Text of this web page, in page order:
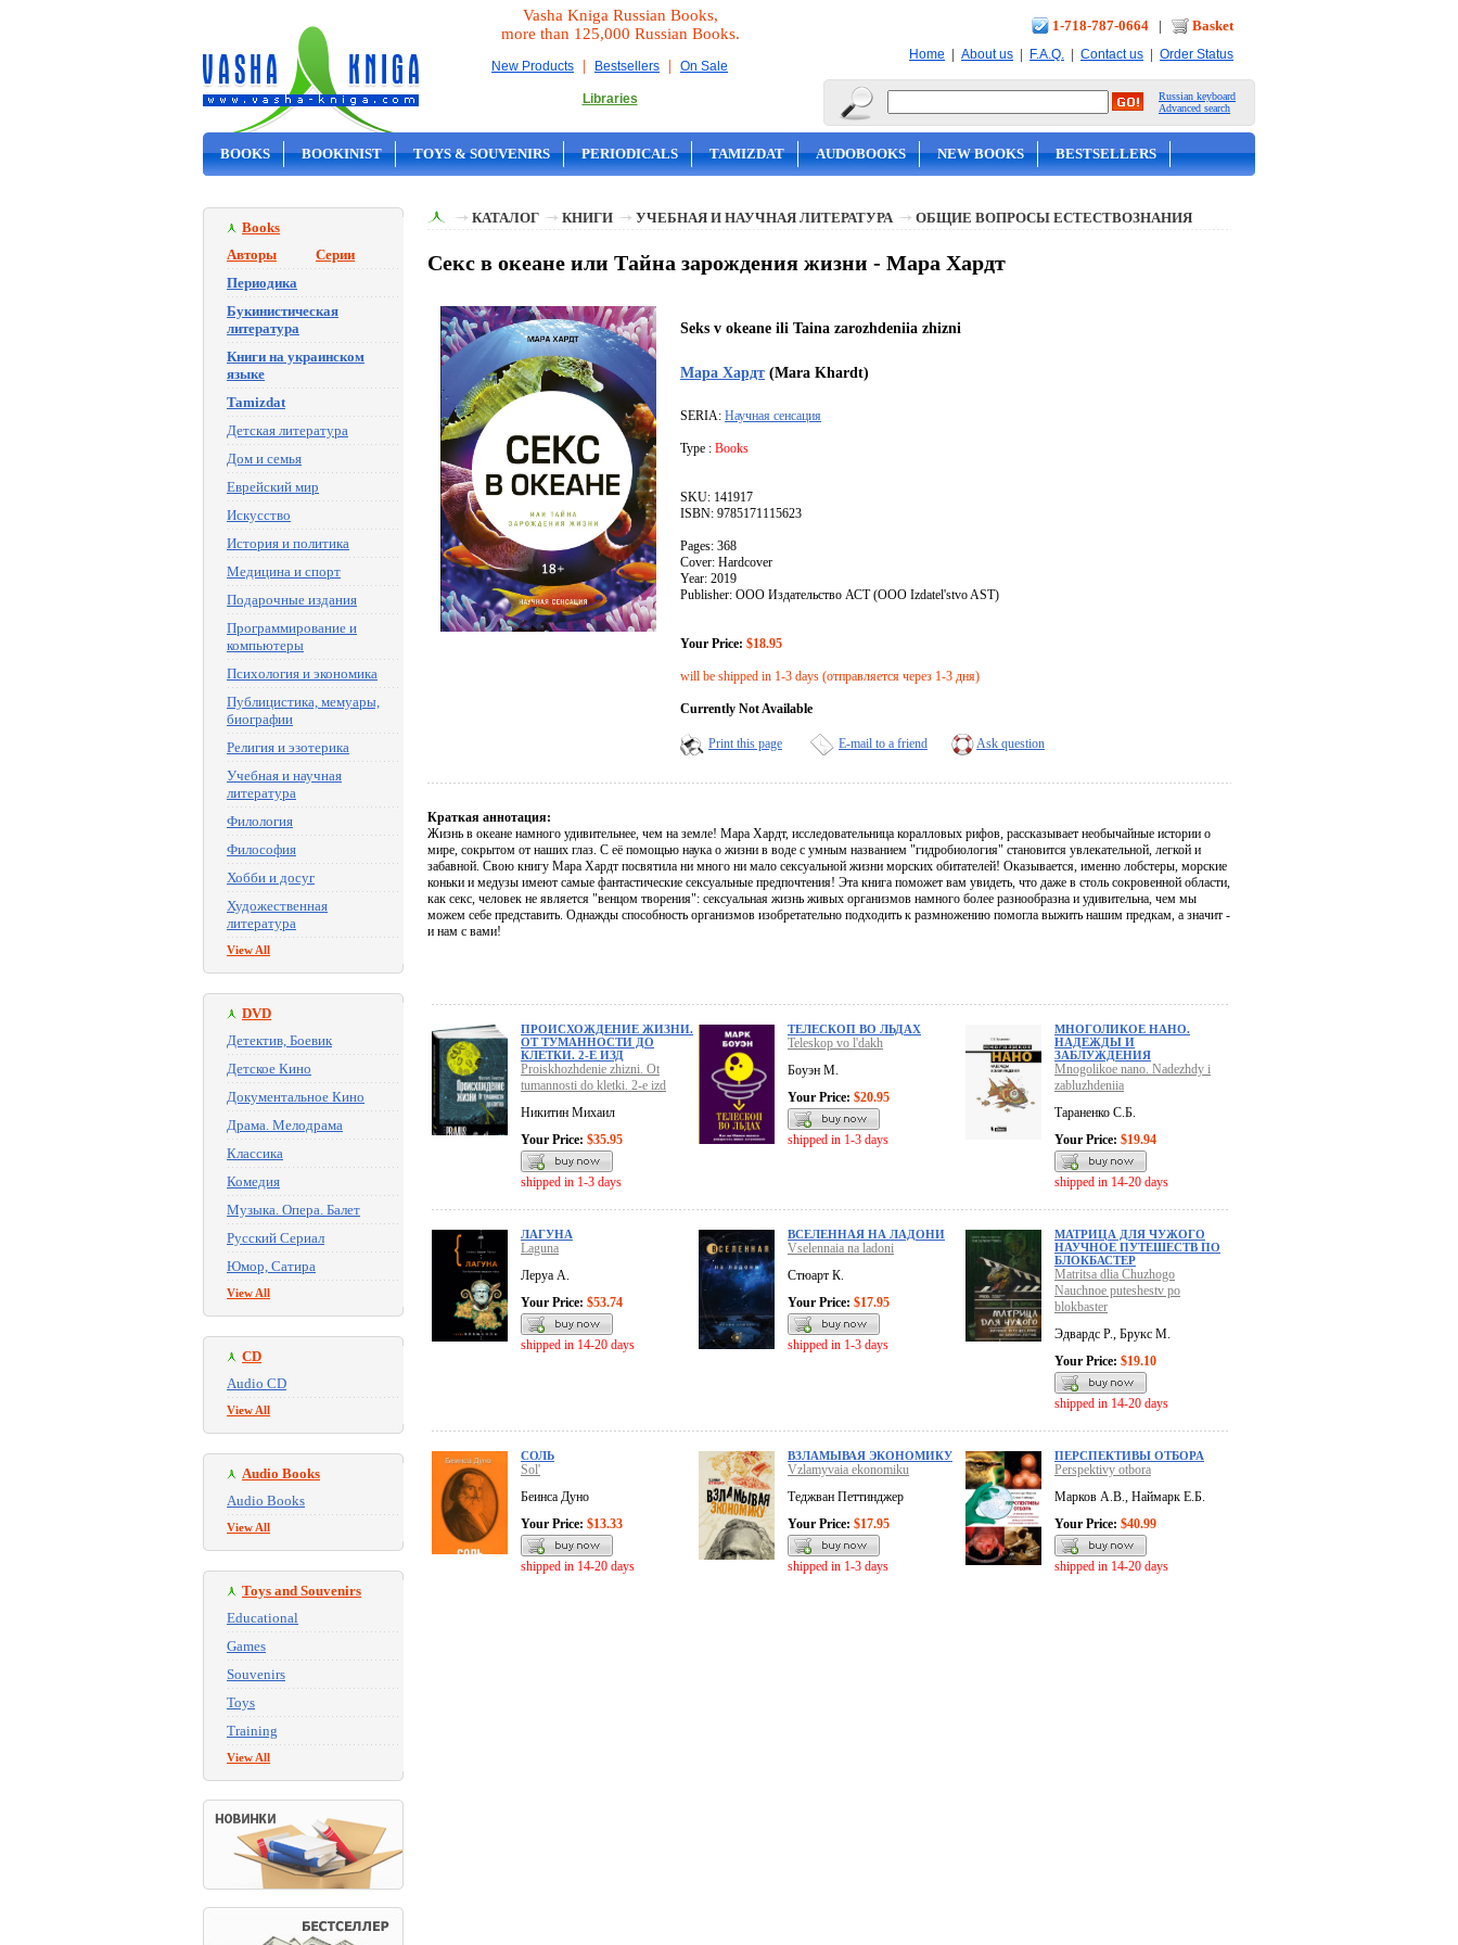
Vasha Kniga Russian Books,
more than 125,000 Russian Books.
New Products | Bestsellers | On Sale
Libraries
1-718-787-0664 | Basket
Home | About us | F.A.Q. | Contact us | Order Status
Russian keyboard
Advanced search
BOOKS BOOKINIST TOYS & SOUVENIRS PERIODICALS TAMIZDAT AUDOBOOKS NEW BOOKS BESTSELLERS
Books
Авторы
Серии
Периодика
Букинистическая
литература
Книги на украинском
языке
Tamizdat
Детская литература
Дом и семья
Еврейский мир
Искусство
История и политика
Медицина и спорт
Подарочные издания
Программирование и
компьютеры
Психология и экономика
Публицистика, мемуары,
биографии
Религия и эзотерика
Учебная и научная
литература
Филология
Философия
Хобби и досуг
Художественная
литература
View All
DVD
Детектив, Боевик
Детское Кино
Документальное Кино
Драма. Мелодрама
Классика
Комедия
Музыка. Опера. Балет
Русский Сериал
Юмор, Сатира
View All
CD
Audio CD
View All
Audio Books
Audio Books
View All
Toys and Souvenirs
Educational
Games
Souvenirs
Toys
Training
View All
КАТАЛОГ КНИГИ УЧЕБНАЯ И НАУЧНАЯ ЛИТЕРАТУРА ОБЩИЕ ВОПРОСЫ ЕСТЕСТВОЗНАНИЯ
Секс в океане или Тайна зарождения жизни - Мара Хардт
Seks v okeane ili Taina zarozhdeniia zhizni
Мара Хардт (Mara Khardt)
SERIA: Научная сенсация
Type : Books
SKU: 141917
ISBN: 9785171115623
Pages: 368
Cover: Hardcover
Year: 2019
Publisher: ООО Издательство АСТ (OOO Izdatel'stvo AST)
Your Price: $18.95
will be shipped in 1-3 days (отправляется через 1-3 дня)
Currently Not Available
Print this page E-mail to a friend Ask question
Краткая аннотация:
Жизнь в океане намного удивительнее, чем на земле! Мара Хардт, исследовательница коралловых рифов, рассказывает необычайные истории о
мире, сокрытом от наших глаз. С её помощью наука о жизни в воде с умным названием "гидробиология" становится увлекательной, легкой и
забавной. Свою книгу Мара Хардт посвятила ни много ни мало сексуальной жизни морских обитателей! Оказывается, именно лобстеры, морские
коньки и медузы имеют самые фантастические сексуальные предпочтения! Эта книга поможет вам увидеть, что даже в столь сокровенной области,
как секс, человек не является "венцом творения": сексуальная жизнь живых организмов намного более разнообразна и удивительна, чем мы
можем себе представить. Однажды способность организмов изобретательно подходить к размножению помогла выжить нашим предкам, а значит -
и нам с вами!
ПРОИСХОЖДЕНИЕ ЖИЗНИ.
ОТ ТУМАННОСТИ ДО
КЛЕТКИ. 2-Е ИЗД
Proiskhozhdenie zhizni. Ot
tumannosti do kletki. 2-e izd
Никитин Михаил
Your Price: $35.95
shipped in 1-3 days
ТЕЛЕСКОП ВО ЛЬДАХ
Teleskop vo l'dakh
Боуэн М.
Your Price: $20.95
shipped in 1-3 days
МНОГОЛИКОЕ НАНО.
НАДЕЖДЫ И
ЗАБЛУЖДЕНИЯ
Mnogolikoe nano. Nadezhdy i
zabluzhdeniia
Тараненко С.Б.
Your Price: $19.94
shipped in 14-20 days
ЛАГУНА
Laguna
Леруа А.
Your Price: $53.74
shipped in 14-20 days
ВСЕЛЕННАЯ НА ЛАДОНИ
Vselennaia na ladoni
Стюарт К.
Your Price: $17.95
shipped in 1-3 days
МАТРИЦА ДЛЯ ЧУЖОГО
НАУЧНОЕ ПУТЕШЕСТВ ПО
БЛОКБАСТЕР
Matritsa dlia Chuzhogo
Nauchnoe puteshestv po
blokbaster
Эдвардс Р., Брукс М.
Your Price: $19.10
shipped in 14-20 days
СОЛЬ
Sol'
Беинса Дуно
Your Price: $13.33
shipped in 14-20 days
ВЗЛАМЫВАЯ ЭКОНОМИКУ
Vzlamyvaia ekonomiku
Теджван Петтинджер
Your Price: $17.95
shipped in 1-3 days
ПЕРСПЕКТИВЫ ОТБОРА
Perspektivy otbora
Марков А.В., Наймарк Е.Б.
Your Price: $40.99
shipped in 14-20 days